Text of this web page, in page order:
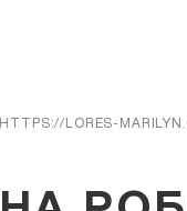
HTTPS://LORES-